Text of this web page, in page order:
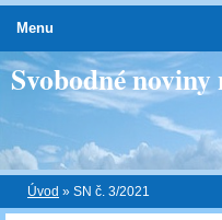
Svobodné
Úvod » SN č. 3/2021
Menu